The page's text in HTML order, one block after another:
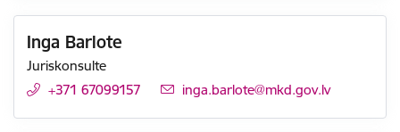
Inga Barlote
Juriskonsulte
+371 67099157
E-pasts:
inga.barlote@mkd.gov.lv